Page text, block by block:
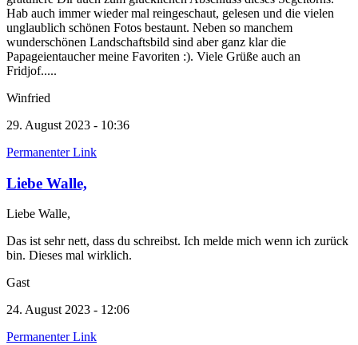
Hab auch immer wieder mal reingeschaut, gelesen und die vielen
unglaublich schönen Fotos bestaunt. Neben so manchem
wunderschönen Landschaftsbild sind aber ganz klar die
Papageientaucher meine Favoriten :). Viele Grüße auch an
Fridjof.....
Winfried
29. August 2023 - 10:36
Permanenter Link
Liebe Walle,
Liebe Walle,
Das ist sehr nett, dass du schreibst. Ich melde mich wenn ich zurück
bin. Dieses mal wirklich.
Gast
24. August 2023 - 12:06
Permanenter Link